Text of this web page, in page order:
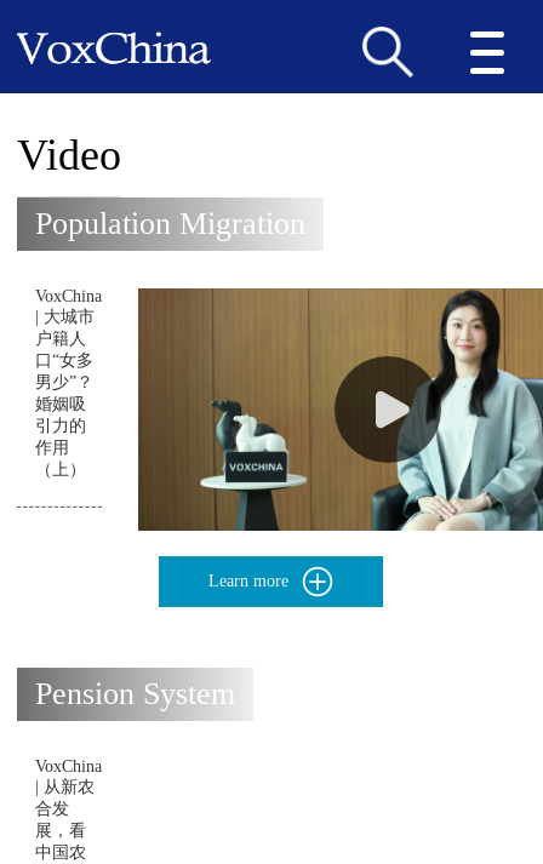
Video
Population Migration
VoxChina
| 大城市
户籍人
口“女多
男少”？
婚姻吸
引力的
作用
（上）
Learn more
Pension System
VoxChina
| 从新农
合发
展，看
中国农